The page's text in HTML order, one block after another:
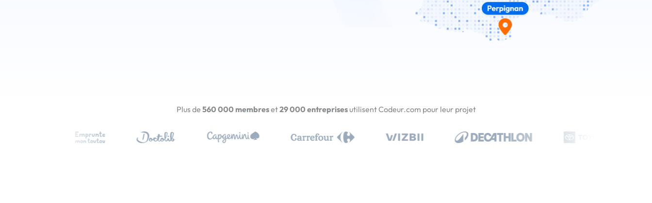
Plus de 560 000 membreset29 000 entreprisesutilisent Codeur.com pour leur projet